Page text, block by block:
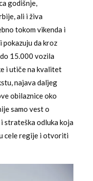
godišnje,
ali i živa
tokom vikenda i
pokazuju da kroz
15.000 vozila
i utiče na kvalitet
najava daljeg
obilaznice oko
samo vest o
strateška odluka koja
cele regije i otvoriti